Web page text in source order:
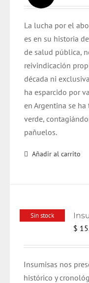
La lucha por el
es en su historia
de salud pública,
reivindicación
década ni
ha esparcido por
en Argentina se
verde,
pañuelos.
Añadir al carrito
Sin stock
$
Insumisas nos
histórico y